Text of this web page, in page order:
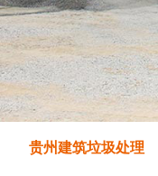
贵州建筑垃圾处理